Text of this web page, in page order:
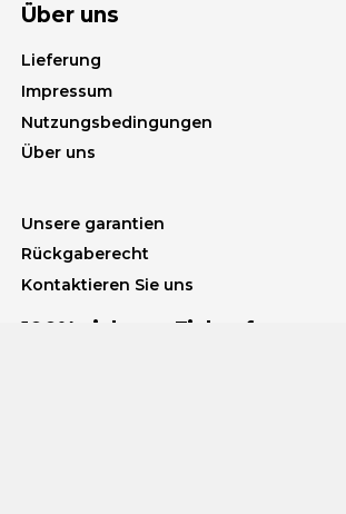
Über uns
Lieferung
Impressum
Nutzungsbedingungen
Über uns
Unsere garantien
Rückgaberecht
Kontaktieren Sie uns
100% sicherer Einkauf